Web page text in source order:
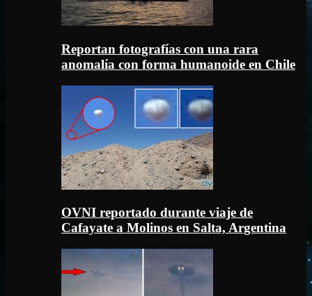
Reportan fotografías con una rara
anomalía con forma humanoide en Chile
OVNI reportado durante viaje de
Cafayate a Molinos en Salta, Argentina